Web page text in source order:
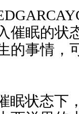
催眠的状
的事情，
眠状态下